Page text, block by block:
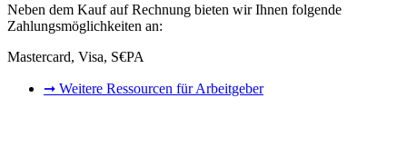
Neben dem Kauf auf Rechnung bieten wir Ihnen folgende
Zahlungsmöglichkeiten an:
Mastercard, Visa, S€PA
➞ Weitere Ressourcen für Arbeitgeber